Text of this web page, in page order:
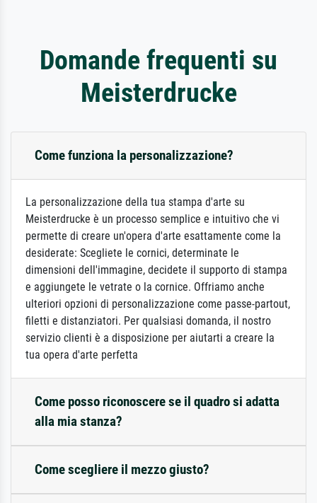
Domande frequenti su
Meisterdrucke
Come funziona la personalizzazione?
La personalizzazione della tua stampa d'arte su
Meisterdrucke è un processo semplice e intuitivo che vi
permette di creare un'opera d'arte esattamente come la
desiderate: Scegliete le cornici, determinate le
dimensioni dell'immagine, decidete il supporto di stampa
e aggiungete le vetrate o la cornice. Offriamo anche
ulteriori opzioni di personalizzazione come passe-partout,
filetti e distanziatori. Per qualsiasi domanda, il nostro
servizio clienti è a disposizione per aiutarti a creare la
tua opera d'arte perfetta
Come posso riconoscere se il quadro si adatta
alla mia stanza?
Come scegliere il mezzo giusto?